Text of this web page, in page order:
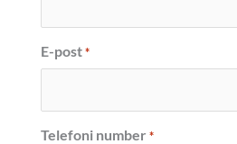
E-post *
Telefoni number *